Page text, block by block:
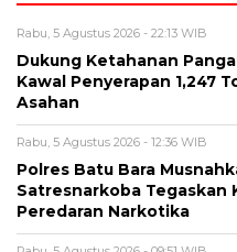
Rabu, 5 Agustus 2026 - 22:13 WIB
Dukung Ketahanan
Kawal Penyerapan 1,247
Asahan
Rabu, 5 Agustus 2026 - 12:36 WIB
Polres Batu Bara
Satresnarkoba Tegaskan
Peredaran Narkotika